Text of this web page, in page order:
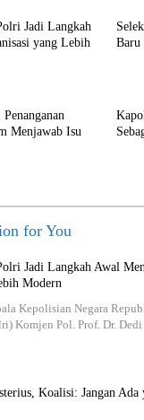
Jadi Langkah
yang Lebih
Baru
Menjawab Isu
for You
Jadi Langkah Awal
Modern
Kepolisian Negara
Komjen Pol. Prof. Dr. Dedi
Koalisi: Jangan Ada